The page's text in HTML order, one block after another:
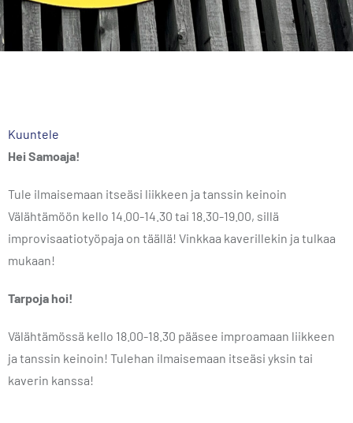
Kuuntele
Hei Samoaja!
Tule ilmaisemaan itseäsi liikkeen ja tanssin keinoin
Välähtämöön kello 14.00-14.30 tai 18.30-19.00, sillä
improvisaatiotyöpaja on täällä! Vinkkaa kaverillekin ja tulkaa
mukaan!
Tarpoja hoi!
Välähtämössä kello 18.00-18.30 pääsee improamaan liikkeen
ja tanssin keinoin! Tulehan ilmaisemaan itseäsi yksin tai
kaverin kanssa!